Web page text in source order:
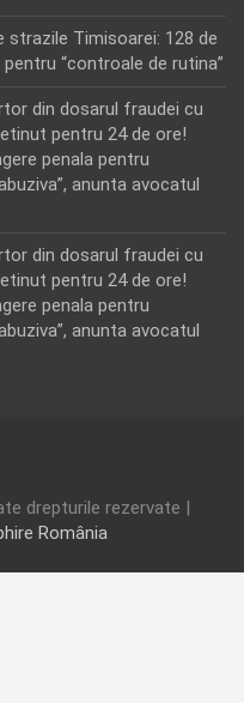
strazile Timisoarei: 128 de
“controale de rutina”
din dosarul fraudei cu
pentru 24 de ore!
penala pentru
anunta avocatul
din dosarul fraudei cu
pentru 24 de ore!
penala pentru
anunta avocatul
drepturile rezervate |
România